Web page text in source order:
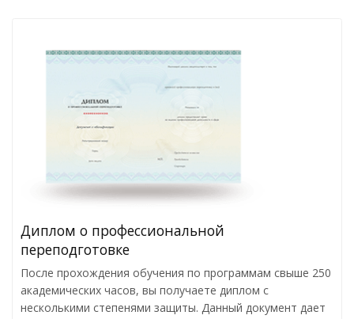
Диплом о профессиональной
переподготовке
После прохождения обучения по программам свыше 250
академических часов, вы получаете диплом с
несколькими степенями защиты. Данный документ дает